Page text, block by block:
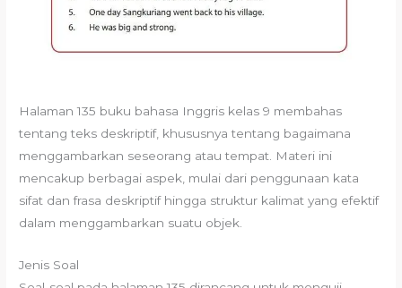
Halaman 135 buku bahasa Inggris kelas 9 membahas
tentang teks deskriptif, khususnya tentang bagaimana
menggambarkan seseorang atau tempat. Materi ini
mencakup berbagai aspek, mulai dari penggunaan kata
sifat dan frasa deskriptif hingga struktur kalimat yang efektif
dalam menggambarkan suatu objek.
Jenis Soal